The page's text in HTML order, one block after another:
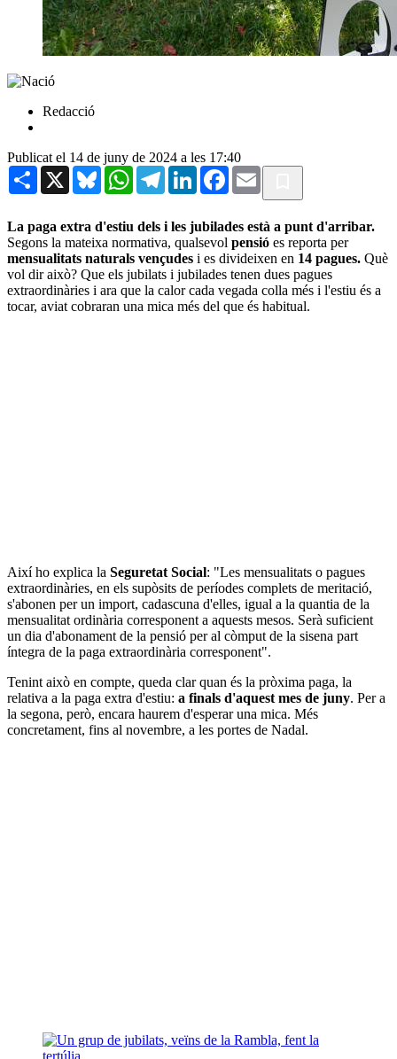
Redacció
Publicat el 14 de juny de 2024 a les 17:40
Share X BlueskyWhatsAppTelegramLinkedInFacebook
Email
La paga extra d'estiu dels i les jubilades està a punt d'arribar.
Segons la mateixa normativa, qualsevol pensió es reporta per
mensualitats naturals vençudes i es divideixen en 14 pagues. Què
vol dir això? Que els jubilats i jubilades tenen dues pagues
extraordinàries i ara que la calor cada vegada colla més i l'estiu és a
tocar, aviat cobraran una mica més del que és habitual.
Així ho explica la Seguretat Social: "Les mensualitats o pagues
extraordinàries, en els supòsits de períodes complets de meritació,
s'abonen per un import, cadascuna d'elles, igual a la quantia de la
mensualitat ordinària corresponent a aquests mesos. Serà suficient
un dia d'abonament de la pensió per al còmput de la sisena part
íntegra de la paga extraordinària corresponent".
Tenint això en compte, queda clar quan és la pròxima paga, la
relativa a la paga extra d'estiu: a finals d'aquest mes de juny. Per a
la segona, però, encara haurem d'esperar una mica. Més
concretament, fins al novembre, a les portes de Nadal.